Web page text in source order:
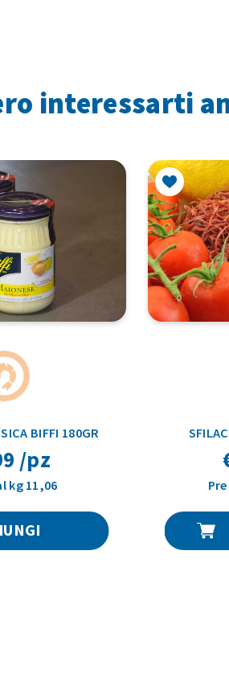
interessarti
BIFFI 180GR
/pz
kg 11,06